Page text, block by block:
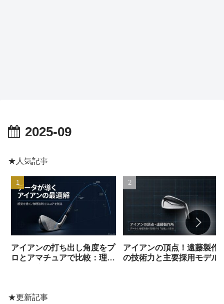
2025-09
★人気記事
アイアンの打ち出し角度をプ
ロとアマチュアで比較：理想
アイアンの頂点！遠藤製作
の技術力と主要採用モデル
★更新記事